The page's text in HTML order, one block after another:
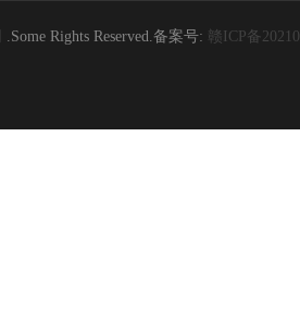
.Some Rights Reserved.备案号: 赣ICP备